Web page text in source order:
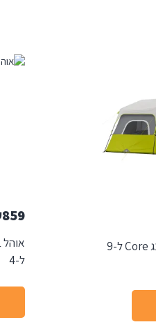
אוהל בן רגע לקמפינג Core ל-9
859
אוהל
ל-4